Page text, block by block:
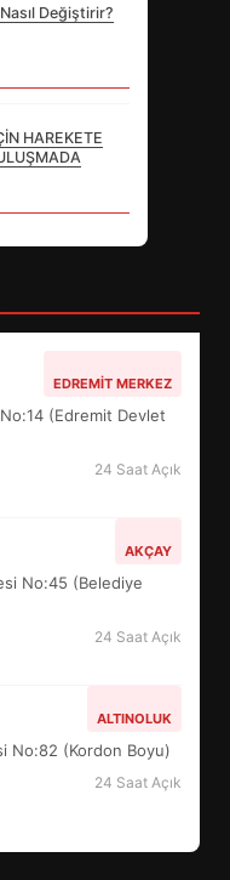
Değiştirir?
HAREKETE
EDREMIT MERKEZ
(Edremit Devlet
24 Saat Açık
AKÇAY
No:45 (Belediye
24 Saat Açık
ALTINOLUK
No:82 (Kordon Boyu)
24 Saat Açık
NE
SÜRE
NEYİ
GÖZLER